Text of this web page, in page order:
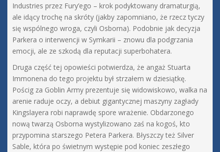
Industries przez Fury’ego – krok podyktowany dramaturgią,
ale idący trochę na skróty (jakby zapomniano, że rzecz tyczy
się wspólnego wroga, czyli Osborna). Podobnie jak decyzja
Parkera o interwencji w Symkarii – znowu dla podgrzania
emocji, ale ze szkodą dla reputacji superbohatera.
Druga część tej opowieści potwierdza, że angaż Stuarta
Immonena do tego projektu był strzałem w dziesiątkę.
Pościg za Goblin Army prezentuje się widowiskowo, walka na
arenie raduje oczy, a debiut gigantycznej maszyny zagłady
Kingslayera robi naprawdę spore wrażenie. Obdarzonego
nową twarzą Osborna wystylizowano zaś na kogoś, kto
przypomina starszego Petera Parkera. Błyszczy też Silver
Sable, która po świetnym występie pod koniec zeszłego